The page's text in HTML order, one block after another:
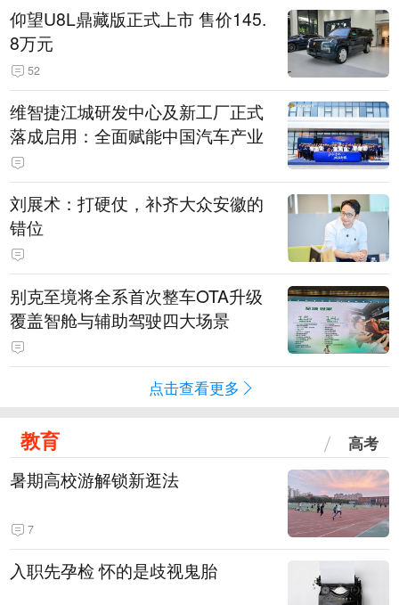
仰望U8L鼎藏版正式上市 售价145.
8万元
52
维智捷江城研发中心及新工厂正式
落成启用：全面赋能中国汽车产业
刘展术：打硬仗，补齐大众安徽的
错位
别克至境将全系首次整车OTA升级
覆盖智舱与辅助驾驶四大场景
点击查看更多
教育 高考
暑期高校游解锁新逛法
7
入职先孕检 怀的是歧视鬼胎